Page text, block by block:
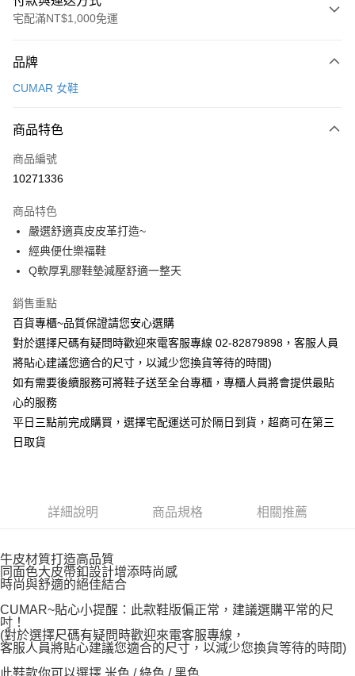
宅配滿NT$1,000免運
信用卡一次付款
Apple Pay
街口支付
宅配
每筆NT$90，滿NT$1,000(含以上)免運費
品牌
CUMAR 女鞋
商品特色
商品編號
10271336
商品特色
嚴選舒適真皮皮革打造~
經典便仕樂福鞋
Q軟厚乳膠鞋墊減壓舒適一整天
銷售重點
百貨專櫃~品質保證請您安心選購
對於選擇尺碼有疑問時歡迎來電客服專線 02-82879898，客服人員
將貼心建議您適合的尺寸，以減少您換貨等待的時間)
如有需要後續服務可將鞋子送至全台專櫃，專櫃人員將會提供最貼
心的服務
平日三點前完成購買，選擇宅配運送可於隔日到貨，超商可在第三
日取貨
詳細說明 商品規格 相關推薦
牛皮材質打造高品質
同面色大皮帶釦設計增添時尚感
時尚與舒適的絕佳結合
CUMAR~貼心小提醒：此款鞋版偏正常，建議選購平常的尺
吋！
(對於選擇尺碼有疑問時歡迎來電客服專線，
客服人員將貼心建議您適合的尺寸，以減少您換貨等待的時間)
此鞋款你可以選擇 米色 / 綠色 / 黑色